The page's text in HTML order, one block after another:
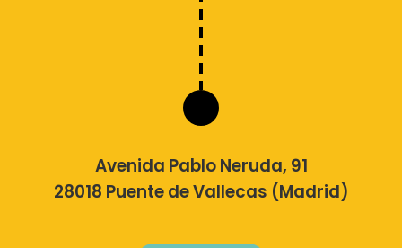
Avenida Pablo Neruda, 91
28018 Puente de Vallecas (Madrid)